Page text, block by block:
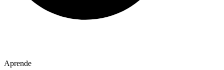
Aprende